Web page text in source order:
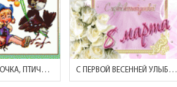
8 МАРТА. (ДЕВОЧКА, ПТИЧКА И МИМОЗА) С ПЕРВОЙ ВЕСЕННЕЙ УЛЫБКОЙ!